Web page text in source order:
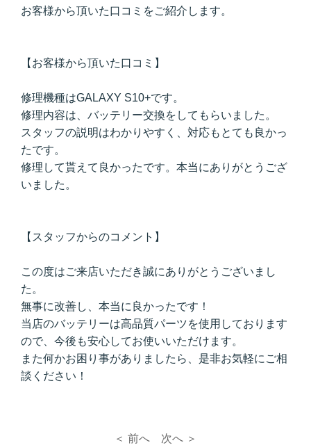
お客様から頂いた口コミをご紹介します。
【お客様から頂いた口コミ】
修理機種はGALAXY S10+です。
修理内容は、バッテリー交換をしてもらいました。
スタッフの説明はわかりやすく、対応もとても良かっ
たです。
修理して貰えて良かったです。本当にありがとうござ
いました。
【スタッフからのコメント】
この度はご来店いただき誠にありがとうございまし
た。
無事に改善し、本当に良かったです！
当店のバッテリーは高品質パーツを使用しております
ので、今後も安心してお使いいただけます。
また何かお困り事がありましたら、是非お気軽にご相
談ください！
＜ 前へ 次へ ＞